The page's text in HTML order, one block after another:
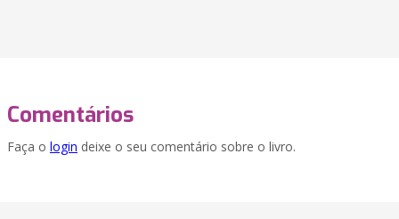
Comentários
Faça o login deixe o seu comentário sobre o livro.